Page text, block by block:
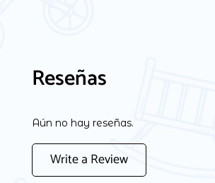
Reseñas
Aún no hay reseñas.
Write a Review